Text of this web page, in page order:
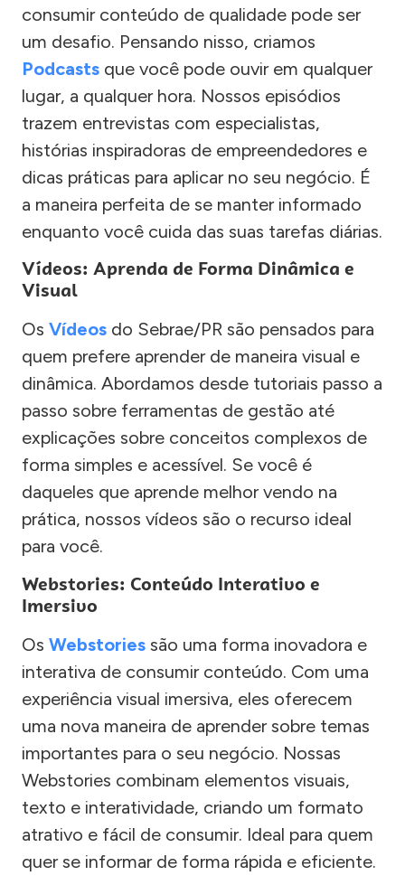
consumir conteúdo de qualidade pode ser
um desafio. Pensando nisso, criamos
Podcasts que você pode ouvir em qualquer
lugar, a qualquer hora. Nossos episódios
trazem entrevistas com especialistas,
histórias inspiradoras de empreendedores e
dicas práticas para aplicar no seu negócio. É
a maneira perfeita de se manter informado
enquanto você cuida das suas tarefas diárias.
Vídeos: Aprenda de Forma Dinâmica e
Visual
Os Vídeos do Sebrae/PR são pensados para
quem prefere aprender de maneira visual e
dinâmica. Abordamos desde tutoriais passo a
passo sobre ferramentas de gestão até
explicações sobre conceitos complexos de
forma simples e acessível. Se você é
daqueles que aprende melhor vendo na
prática, nossos vídeos são o recurso ideal
para você.
Webstories: Conteúdo Interativo e
Imersivo
Os Webstories são uma forma inovadora e
interativa de consumir conteúdo. Com uma
experiência visual imersiva, eles oferecem
uma nova maneira de aprender sobre temas
importantes para o seu negócio. Nossas
Webstories combinam elementos visuais,
texto e interatividade, criando um formato
atrativo e fácil de consumir. Ideal para quem
quer se informar de forma rápida e eficiente.